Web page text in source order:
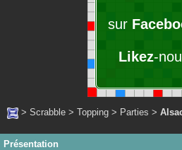
sur
Likez-
> Scrabble > Topping > Parties >
Présentation